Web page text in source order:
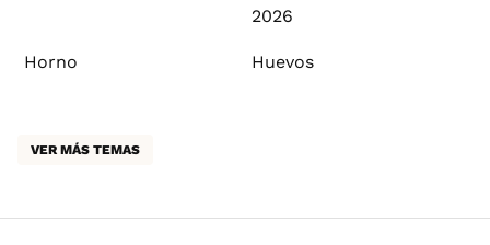
2026
Horno Huevos
VER MÁS TEMAS